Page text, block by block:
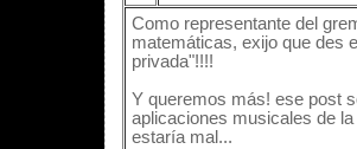
Como representante del
matemáticas, exijo que des
privada"!!!!
Y queremos más! ese post
aplicaciones musicales de
estaría mal...